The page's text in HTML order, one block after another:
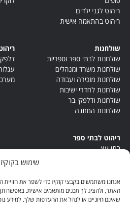
שימוש בקוקיז
אנחנו משתמשים בקבצי קוקיז כדי לשפר את
האתר, ולהציג לך תכנים מותאמים אישית.
שאינם חיוניים או לנהל את ההעדפות שלך. למידע
ריהוט לגני ילדים
ריהוט בהתאמה אישית
שולחנות
שולחנות לבתי ספר וספריות
שולחנות משרד ומנהלים
שולחנות מזכירה ועבודה
שולחנות לחדרי ישיבות
שולחנות ודלפקי בר
שולחנות המתנה
ריהוט לבתי ספר
בתי עץ
ריהוט מונטסורי
ריהוט אנתרופוסופי